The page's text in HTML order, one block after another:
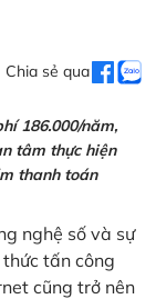
Chia sẻ qua
186.000/năm,
tâm thực hiện
thanh toán
nghệ số và sự
tấn công
cũng trở nên